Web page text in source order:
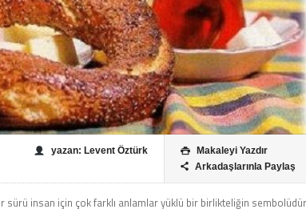
 Makaleyi Yazdır
 Arkadaşlarınla Paylaş
yazan: Levent Öztürk
sürü insan için çok farklı anlamlar yüklü bir birlikteliğin